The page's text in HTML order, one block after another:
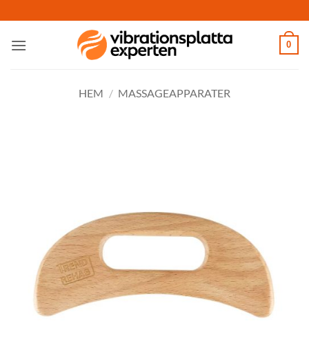
to
content
0
HEM / MASSAGEAPPARATER